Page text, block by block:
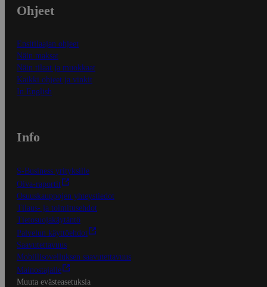
Ohjeet
Ensitilaajan ohjeet
Näin maksat
Näin tilaat ja muokkaat
Kaikki ohjeet ja vinkit
In English
Info
S-Business yrityksille
Oiva-raportit
Osuuskauppojen yhteystiedot
Tilaus- ja toimitusehdot
Tietosuojakäytäntö
Palvelun käyttöehdot
Saavutettavuus
Mobiilisovelluksen saavutettavuus
Mainostajalle
Muuta evästeasetuksia